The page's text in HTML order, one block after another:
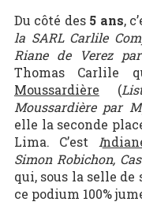
Du côté des 5 ans,
la SARL Carlile
Riane de Verez
Thomas Carlile
Moussardière (
Moussardière par
elle la seconde
Lima. C’est
I
Simon Robichon,
qui, sous la selle
ce podium 100%